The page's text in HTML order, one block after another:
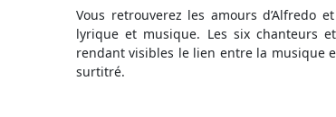
Vous retrouverez les amours d’Alfredo
lyrique et musique. Les six chanteurs
rendant visibles le lien entre la musique
surtitré.